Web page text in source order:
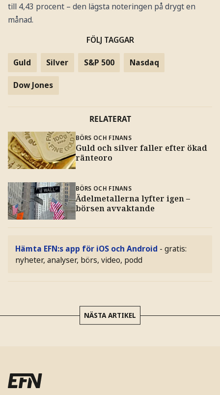
till 4,43 procent – den lägsta noteringen på drygt en
månad.
FÖLJ TAGGAR
Guld Silver S&P 500 Nasdaq
Dow Jones
RELATERAT
BÖRS OCH FINANS
Guld och silver faller efter ökad
ränteoro
BÖRS OCH FINANS
Ädelmetallerna lyfter igen –
börsen avvaktande
Hämta EFN:s app för iOS och Android - gratis:
nyheter, analyser, börs, video, podd
NÄSTA ARTIKEL